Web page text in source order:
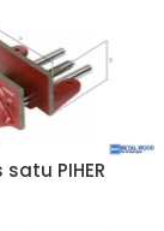
PIHER